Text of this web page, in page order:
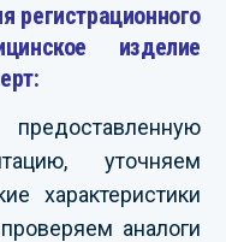
регистрационного
изделие
уточняем
характеристики
аналоги